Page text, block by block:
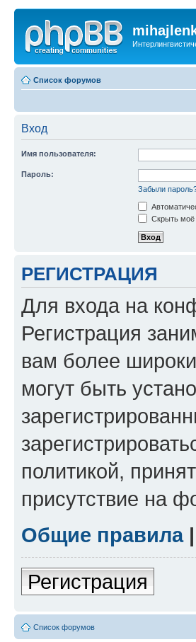
Список форумов
Вход
Имя пользователя:
Пароль:
Забыли
Скрыть моё
РЕГИСТРАЦИЯ
Для входа на
Регистрация
вам более
могут быть
политикой,
присутствие на
Общие правила|
Регистрация
Список форумов